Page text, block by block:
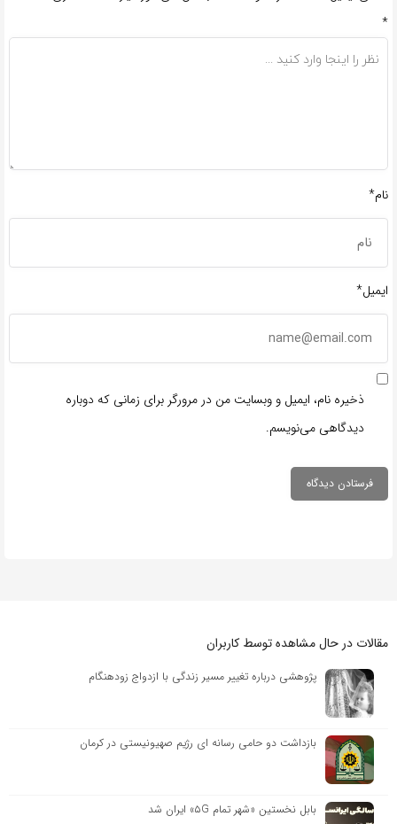
*
نام*
ایمیل*
ذخیره نام، ایمیل و وبسایت من در مرورگر برای زمانی که دوباره
دیدگاهی می‌نویسم.
مقالات در حال مشاهده توسط کاربران
پژوهشی درباره تغییر مسیر زندگی با ازدواج زودهنگام
بازداشت دو حامی رسانه ای رژیم صهیونیستی در کرمان
بابل نخستین «شهر تمام ۵G» ایران شد